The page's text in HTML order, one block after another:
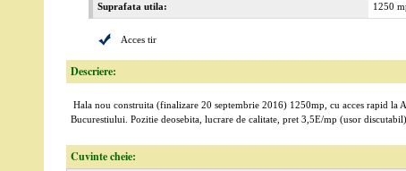
Suprafata utila: 1250
Acces tir
Descriere:
Hala nou construita (finalizare 20 septembrie 2016) 1250mp, cu acces rapid la
Bucurestiului. Pozitie deosebita, lucrare de calitate, pret 3,5E/mp (usor
Cuvinte cheie: